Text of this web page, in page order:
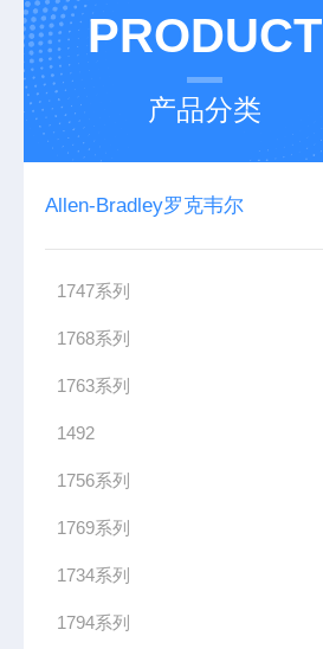
PRODUCT
产品分类
Allen-Bradley罗克韦尔
1747系列
1768系列
1763系列
1492
1756系列
1769系列
1734系列
1794系列